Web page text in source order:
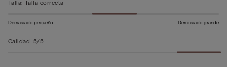
Talla: Talla correcta
Demasiado pequeño Demasiado grande
Calidad: 5/5